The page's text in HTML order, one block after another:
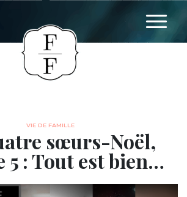
VIE DE FAMILLE
sœurs-Noël,
5 : Tout est bien…